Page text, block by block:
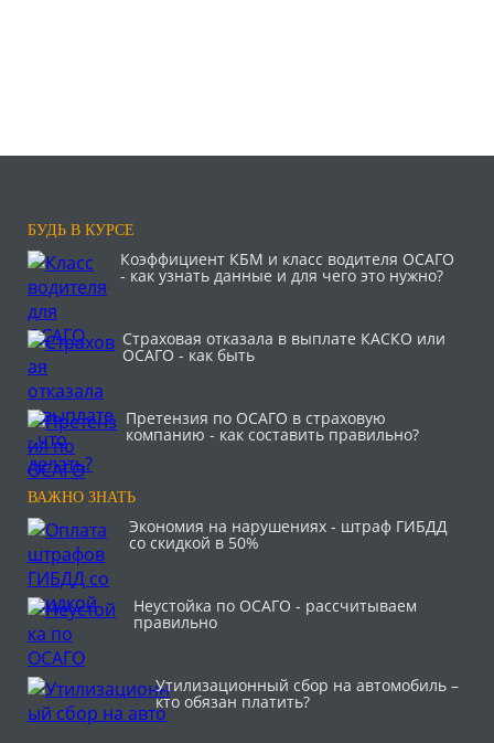
БУДЬ В КУРСЕ
Коэффициент КБМ и класс водителя ОСАГО
- как узнать данные и для чего это нужно?
Страховая отказала в выплате КАСКО или
ОСАГО - как быть
Претензия по ОСАГО в страховую
компанию - как составить правильно?
ВАЖНО ЗНАТЬ
Экономия на нарушениях - штраф ГИБДД
со скидкой в 50%
Неустойка по ОСАГО - рассчитываем
правильно
Утилизационный сбор на автомобиль –
кто обязан платить?